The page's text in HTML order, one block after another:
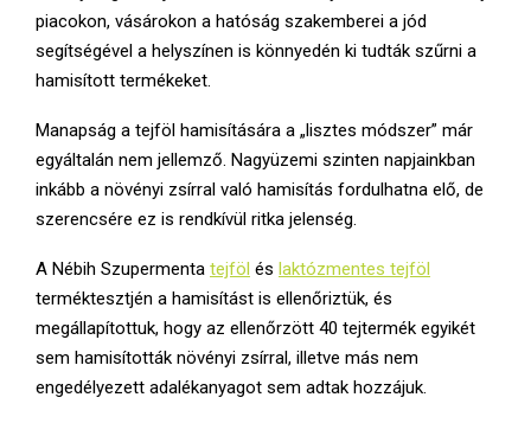
piacokon, vásárokon a hatóság szakemberei a jód
segítségével a helyszínen is könnyedén ki tudták szűrni a
hamisított termékeket.
Manapság a tejföl hamisítására a „lisztes módszer” már
egyáltalán nem jellemző. Nagyüzemi szinten napjainkban
inkább a növényi zsírral való hamisítás fordulhatna elő, de
szerencsére ez is rendkívül ritka jelenség.
A Nébih Szupermenta tejföl és laktózmentes tejföl
terméktesztjén a hamisítást is ellenőriztük, és
megállapítottuk, hogy az ellenőrzött 40 tejtermék egyikét
sem hamisították növényi zsírral, illetve más nem
engedélyezett adalékanyagot sem adtak hozzájuk.